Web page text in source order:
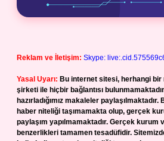
Reklam ve İletişim: Skype:
Yasal Uyarı: Bu internet sitesi, herhangi
şirketi ile hiçbir bağlantısı
hazırladığımız makaleler
haber niteliği taşımamakta olup, gerçek
paylaşım yapılmamaktadır. Gerçek kurum
benzerlikleri tamamen tesadüfidir.